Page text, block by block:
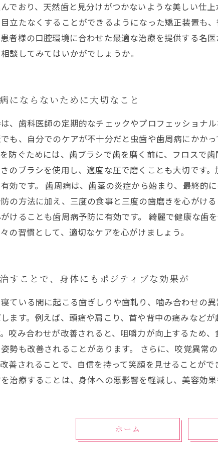
でおり、天然歯と見分けがつかないような美しい仕
立たなくすることができるようになった矯正装置も
者様の口腔環境に合わせた最適な治療を提供する名
談してみてはいかがでしょうか。
にならないために大切なこと
、歯科医師の定期的なチェックやプロフェッショナ
も、自分でのケアが不十分だと虫歯や歯周病にかか
防ぐためには、歯ブラシで歯を磨く前に、フロスで
のブラシを使用し、適度な圧で磨くことも大切です
効です。 歯周病は、歯茎の炎症から始まり、最終的
防の方法に加え、三度の食事と三度の歯磨きを心がけ
けることも歯周病予防に有効です。 綺麗で健康な歯
の習慣として、適切なケアを心がけましょう。
すことで、身体にもポジティブな効果が
ている間に起こる歯ぎしりや歯軋り、噛み合わせの
ます。例えば、頭痛や肩こり、首や背中の痛みなど
咬み合わせが改善されると、咀嚼力が向上するため
勢も改善されることがあります。 さらに、咬覚異常
善されることで、自信を持って笑顔を見せることが
治療することは、身体への悪影響を軽減し、美容効
ホーム